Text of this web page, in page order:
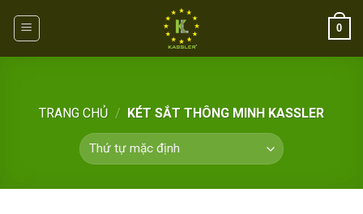
0
TRANG CHỦ / KÉT SẮT THÔNG MINH KASSLER